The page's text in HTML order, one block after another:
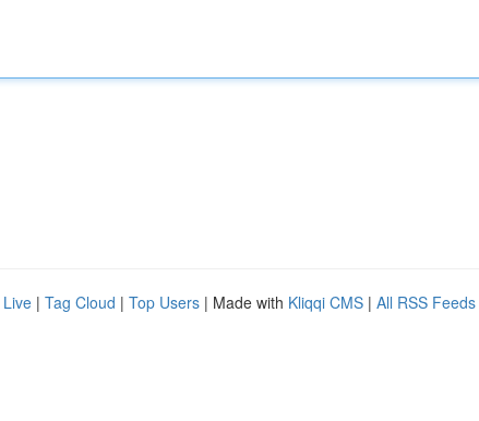
Live | Tag Cloud | Top Users | Made with Kliqqi CMS | All RSS Feeds